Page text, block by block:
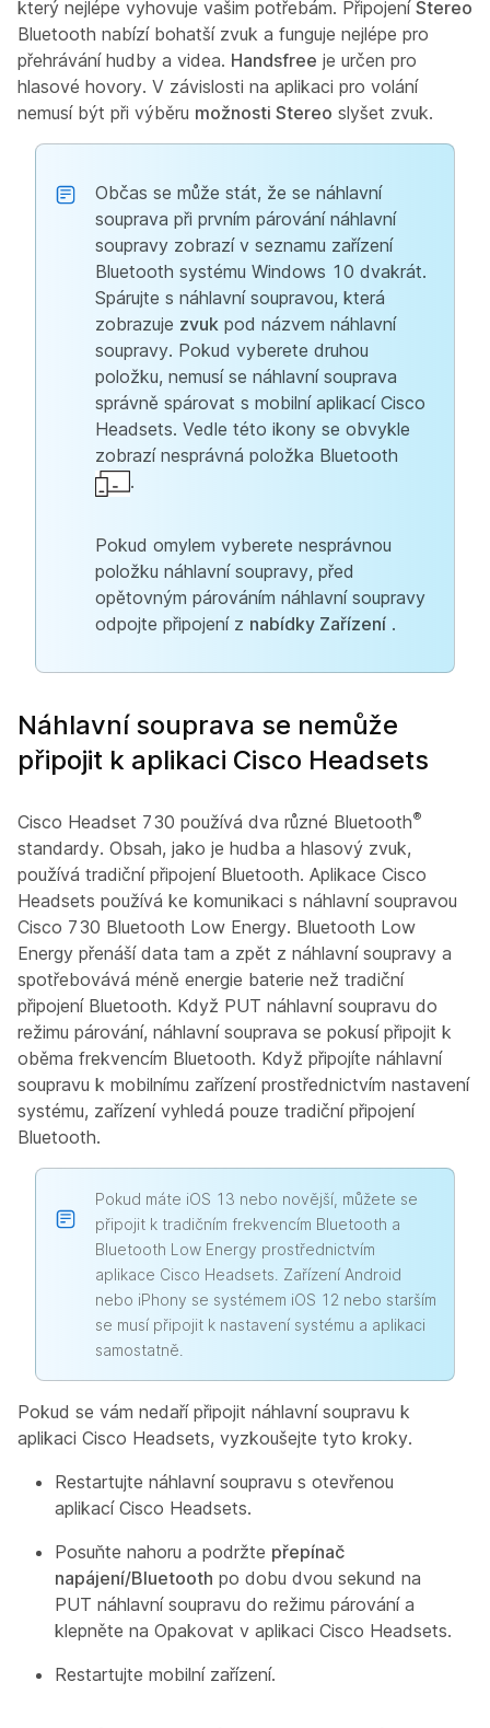
který nejlépe vyhovuje vašim potřebám. Připojení Stereo
Bluetooth nabízí bohatší zvuk a funguje nejlépe pro
přehrávání hudby a videa. Handsfree je určen pro
hlasové hovory. V závislosti na aplikaci pro volání
nemusí být při výběru možnosti Stereo slyšet zvuk.
Občas se může stát, že se náhlavní
souprava při prvním párování náhlavní
soupravy zobrazí v seznamu zařízení
Bluetooth systému Windows 10 dvakrát.
Spárujte s náhlavní soupravou, která
zobrazuje zvuk pod názvem náhlavní
soupravy. Pokud vyberete druhou
položku, nemusí se náhlavní souprava
správně spárovat s mobilní aplikací Cisco
Headsets. Vedle této ikony se obvykle
zobrazí nesprávná položka Bluetooth
.
Pokud omylem vyberete nesprávnou
položku náhlavní soupravy, před
opětovným párováním náhlavní soupravy
odpojte připojení z nabídky Zařízení .
Náhlavní souprava se nemůže
připojit k aplikaci Cisco Headsets
Cisco Headset 730 používá dva různé Bluetooth®
standardy. Obsah, jako je hudba a hlasový zvuk,
používá tradiční připojení Bluetooth. Aplikace Cisco
Headsets používá ke komunikaci s náhlavní soupravou
Cisco 730 Bluetooth Low Energy. Bluetooth Low
Energy přenáší data tam a zpět z náhlavní soupravy a
spotřebovává méně energie baterie než tradiční
připojení Bluetooth. Když PUT náhlavní soupravu do
režimu párování, náhlavní souprava se pokusí připojit k
oběma frekvencím Bluetooth. Když připojíte náhlavní
soupravu k mobilnímu zařízení prostřednictvím nastavení
systému, zařízení vyhledá pouze tradiční připojení
Bluetooth.
Pokud máte iOS 13 nebo novější, můžete se
připojit k tradičním frekvencím Bluetooth a
Bluetooth Low Energy prostřednictvím
aplikace Cisco Headsets. Zařízení Android
nebo iPhony se systémem iOS 12 nebo starším
se musí připojit k nastavení systému a aplikaci
samostatně.
Pokud se vám nedaří připojit náhlavní soupravu k
aplikaci Cisco Headsets, vyzkoušejte tyto kroky.
Restartujte náhlavní soupravu s otevřenou
aplikací Cisco Headsets.
Posuňte nahoru a podržte přepínač
napájení/Bluetooth po dobu dvou sekund na
PUT náhlavní soupravu do režimu párování a
klepněte na Opakovat v aplikaci Cisco Headsets.
Restartujte mobilní zařízení.